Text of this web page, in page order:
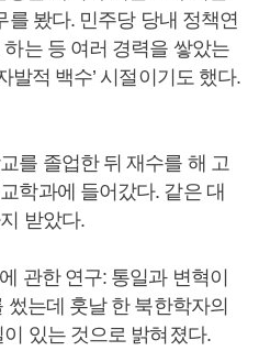
봤다. 민주당 당내 정책연
는 등 여러 경력을 쌓았는
발적 백수’ 시절이기도 했다.
를 졸업한 뒤 재수를 해 고
학과에 들어갔다. 같은 대
받았다.
관한 연구: 통일과 변혁이
썼는데 훗날 한 북한학자의
있는 것으로 밝혀졌다.